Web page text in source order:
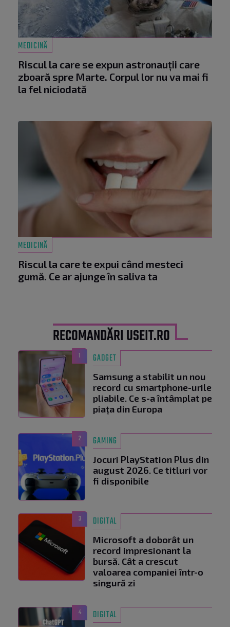
MEDICINĂ
Riscul la care se expun astronauții care
zboară spre Marte. Corpul lor nu va mai fi
la fel niciodată
MEDICINĂ
Riscul la care te expui când mesteci
gumă. Ce ar ajunge în saliva ta
RECOMANDĂRI USEIT.RO
1 GADGET
Samsung a stabilit un nou
record cu smartphone-urile
pliabile. Ce s-a întâmplat pe
piața din Europa
2 GAMING
Jocuri PlayStation Plus din
august 2026. Ce titluri vor
fi disponibile
3 DIGITAL
Microsoft a doborât un
record impresionant la
bursă. Cât a crescut
valoarea companiei într-o
singură zi
4 DIGITAL